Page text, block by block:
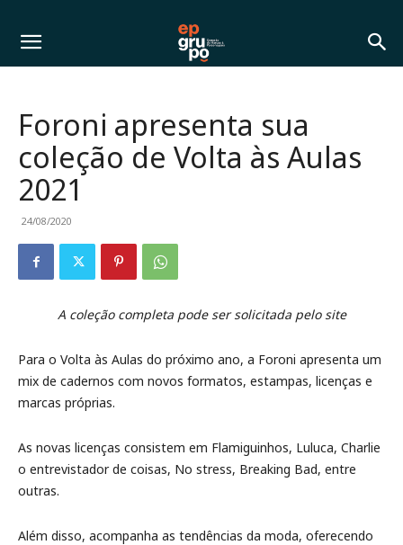
Foroni apresenta sua
coleção de Volta às Aulas
2021
24/08/2020
A coleção completa pode ser solicitada pelo site
Para o Volta às Aulas do próximo ano, a Foroni apresenta um
mix de cadernos com novos formatos, estampas, licenças e
marcas próprias.
As novas licenças consistem em Flamiguinhos, Luluca, Charlie
o entrevistador de coisas, No stress, Breaking Bad, entre
outras.
Além disso, acompanha as tendências da moda, oferecendo